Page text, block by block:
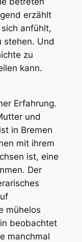
erzählt
anfühlt,
stehen. Und
zu
kann.
Erfahrung.
und
in Bremen
mit ihrem
ist, eine
Der
mühelos
beobachtet
manchmal